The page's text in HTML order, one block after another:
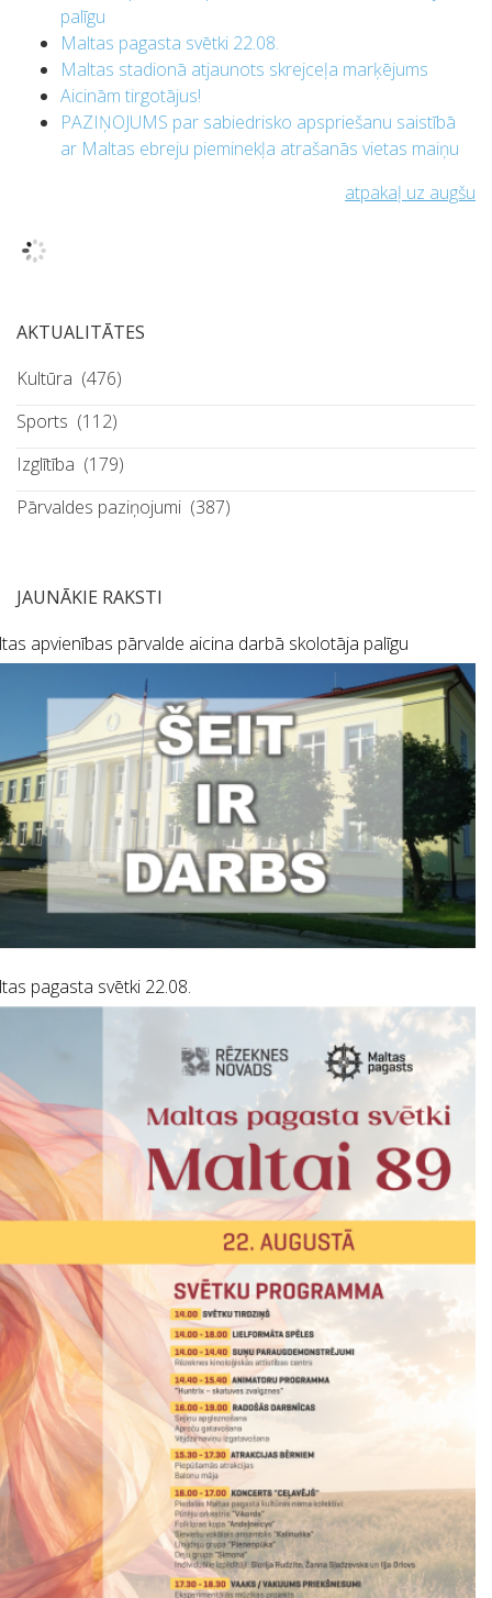
palīgu
Maltas pagasta svētki 22.08.
Maltas stadionā atjaunots skrejceļa marķējums
Aicinām tirgotājus!
PAZIŅOJUMS par sabiedrisko apspriešanu saistībā
ar Maltas ebreju pieminekļa atrašanās vietas maiņu
atpakaļ uz augšu
AKTUALITĀTES
Kultūra (476)
Sports (112)
Izglītība (179)
Pārvaldes paziņojumi (387)
JAUNĀKIE RAKSTI
apvienības pārvalde aicina darbā skolotāja palīgu
pagasta svētki 22.08.